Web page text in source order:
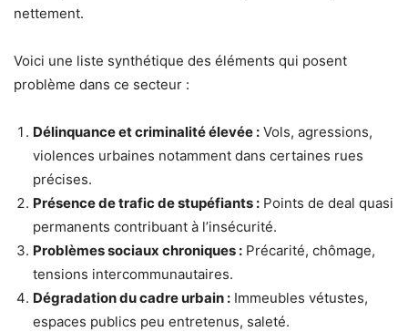
nettement.
Voici une liste synthétique des éléments qui posent
problème dans ce secteur :
Délinquance et criminalité élevée : Vols, agressions,
violences urbaines notamment dans certaines rues
précises.
Présence de trafic de stupéfiants : Points de deal quasi
permanents contribuant à l’insécurité.
Problèmes sociaux chroniques : Précarité, chômage,
tensions intercommunautaires.
Dégradation du cadre urbain : Immeubles vétustes,
espaces publics peu entretenus, saleté.